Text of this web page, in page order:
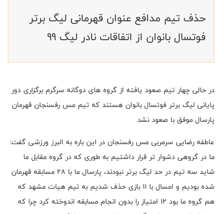
حذف تیم مدافع عنوان قهرمانی لیگ برتر
فوتسال بانوان از اتفاقات نادر لیگ 99
در حالی چهار تیم صعود یافته از گروه های دوگانه سرگرم برگزاری دور
پایانی لیگ برتر فوتسال بانوان هستند که تیم مس رفسنجان قهرمان
پارسال موفق با صعود نشد
عاطفه رضایی سرمربی مس رفسنجان در این باره به البرز ورزشی گفت:
ما در گروهی دشوار تر قرار داشتیم به طوری که در گروه مقابل ما
شاید سه تیم در حد لیگ برتر نبودند، پارسال ما با 28 مسابقه قهرمان
شده بودیم و امسال با 11 بازی حذف شدیم به تیم هیات مشهد که
هم گروه ما بود 12 امتیاز را بدون انجام مسابقه اندوخته کرد چرا که